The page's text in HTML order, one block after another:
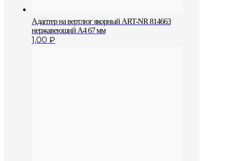
Адаптер на вертлюг якорный ART-NR 814663
нержавеющий A4 67 мм
1,00 ₽